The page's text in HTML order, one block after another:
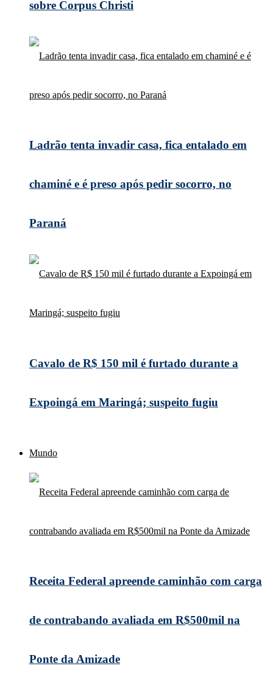
sobre Corpus Christi
Ladrão tenta invadir casa, fica entalado em
chaminé e é preso após pedir socorro, no
Paraná
Cavalo de R$ 150 mil é furtado durante a
Expoingá em Maringá; suspeito fugiu
Mundo
Receita Federal apreende caminhão com carga
de contrabando avaliada em R$500mil na
Ponte da Amizade